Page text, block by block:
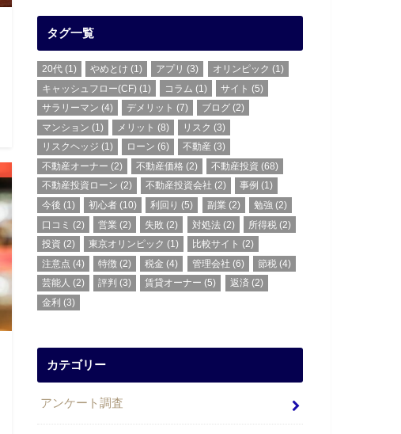
タグ一覧
20代 (1) やめとけ (1) アプリ (3) オリンピック (1)
キャッシュフロー(CF) (1) コラム (1) サイト (5)
サラリーマン (4) デメリット (7) ブログ (2)
マンション (1) メリット (8) リスク (3)
リスクヘッジ (1) ローン (6) 不動産 (3)
不動産オーナー (2) 不動産価格 (2) 不動産投資 (68)
不動産投資ローン (2) 不動産投資会社 (2) 事例 (1)
今後 (1) 初心者 (10) 利回り (5) 副業 (2) 勉強 (2)
口コミ (2) 営業 (2) 失敗 (2) 対処法 (2) 所得税 (2)
投資 (2) 東京オリンピック (1) 比較サイト (2)
注意点 (4) 特徴 (2) 税金 (4) 管理会社 (6) 節税 (4)
芸能人 (2) 評判 (3) 賃貸オーナー (5) 返済 (2)
金利 (3)
カテゴリー
アンケート調査